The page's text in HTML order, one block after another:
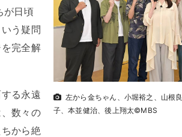
左から金ちゃん、小堀裕之、山根
子、本並健治、後上翔太©MBS
が日頃
う疑問
完全解
る永遠
数々の
から絶